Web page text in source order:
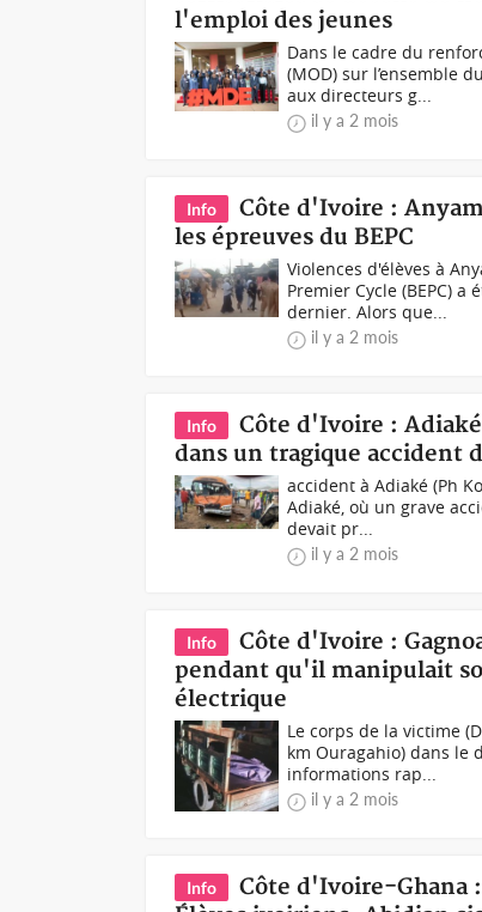
l'emploi des jeunes
Dans le cadre du
(MOD) sur l’ensemble
aux directeurs g...
il y a 2 mois
Info
Côte d'Ivoire :
les épreuves du BEPC
Violences d'élèves à
Premier Cycle (BEPC)
dernier. Alors que...
il y a 2 mois
Info
Côte d'Ivoire :
dans un tragique accident
accident à Adiaké (Ph
Adiaké, où un grave
devait pr...
il y a 2 mois
Info
Côte d'Ivoire :
pendant qu'il manipulait
électrique
Le corps de la victime
km Ouragahio) dans le
informations rap...
il y a 2 mois
Info
Côte d'Ivoire-Ghana